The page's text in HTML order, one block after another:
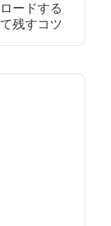
ードする
残すコツ